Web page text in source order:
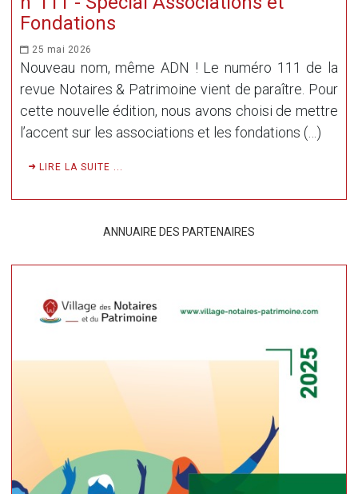
Fondations
25 mai 2026
Nouveau nom, même ADN ! Le numéro 111 de la
revue Notaires & Patrimoine vient de paraître. Pour
cette nouvelle édition, nous avons choisi de mettre
l’accent sur les associations et les fondations (…)
LIRE LA SUITE ...
ANNUAIRE DES PARTENAIRES